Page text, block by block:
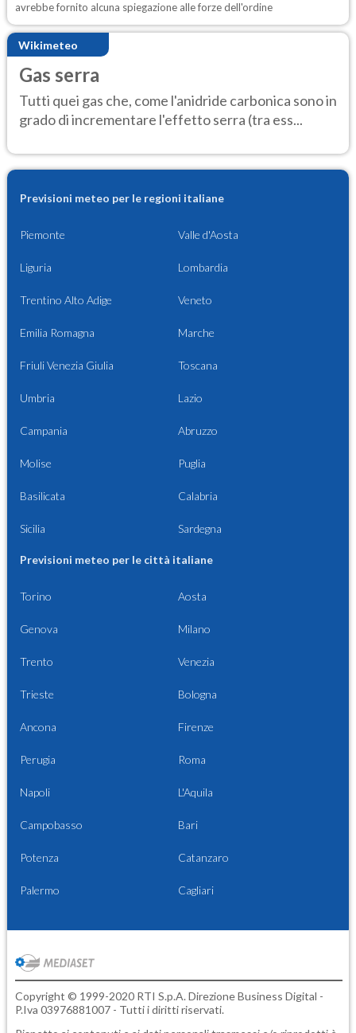
avrebbe fornito alcuna spiegazione alle forze dell'ordine
Wikimeteo
Gas serra
Tutti quei gas che, come l'anidride carbonica sono in
grado di incrementare l'effetto serra (tra ess...
Previsioni meteo per le regioni italiane
Piemonte Valle d'Aosta
Liguria Lombardia
Trentino Alto Adige Veneto
Emilia Romagna Marche
Friuli Venezia Giulia Toscana
Umbria Lazio
Campania Abruzzo
Molise Puglia
Basilicata Calabria
Sicilia Sardegna
Previsioni meteo per le città italiane
Torino Aosta
Genova Milano
Trento Venezia
Trieste Bologna
Ancona Firenze
Perugia Roma
Napoli L'Aquila
Campobasso Bari
Potenza Catanzaro
Palermo Cagliari
Copyright © 1999-2020 RTI S.p.A. Direzione Business Digital -
P.Iva 03976881007 - Tutti i diritti riservati.